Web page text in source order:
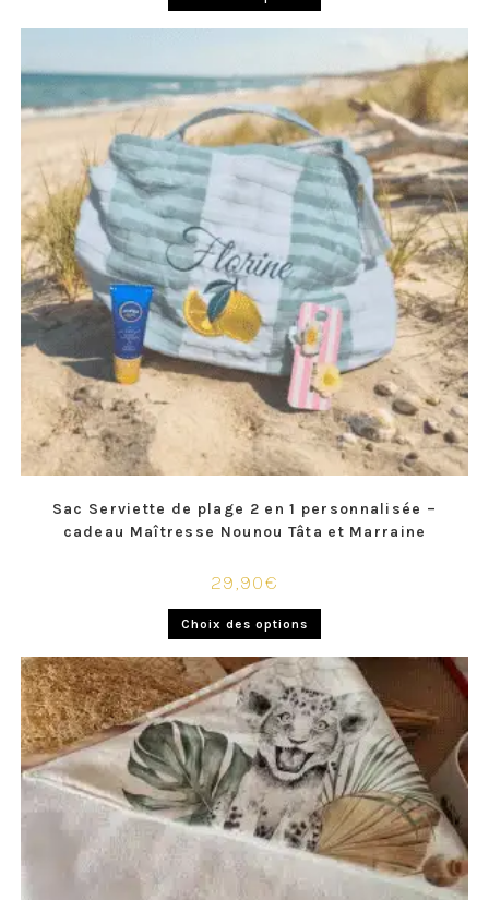
Sac Serviette de plage 2 en 1 personnalisée –
cadeau Maîtresse Nounou Tâta et Marraine
29,90€
Choix des options